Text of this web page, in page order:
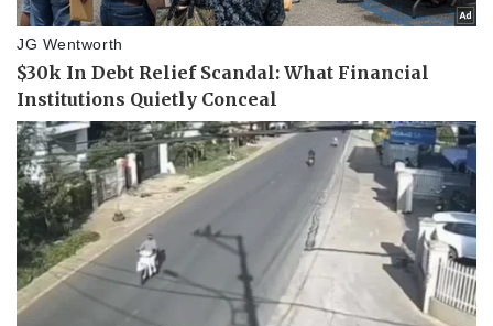
Bóng đá
eSports
Hậu trường
Ô tô